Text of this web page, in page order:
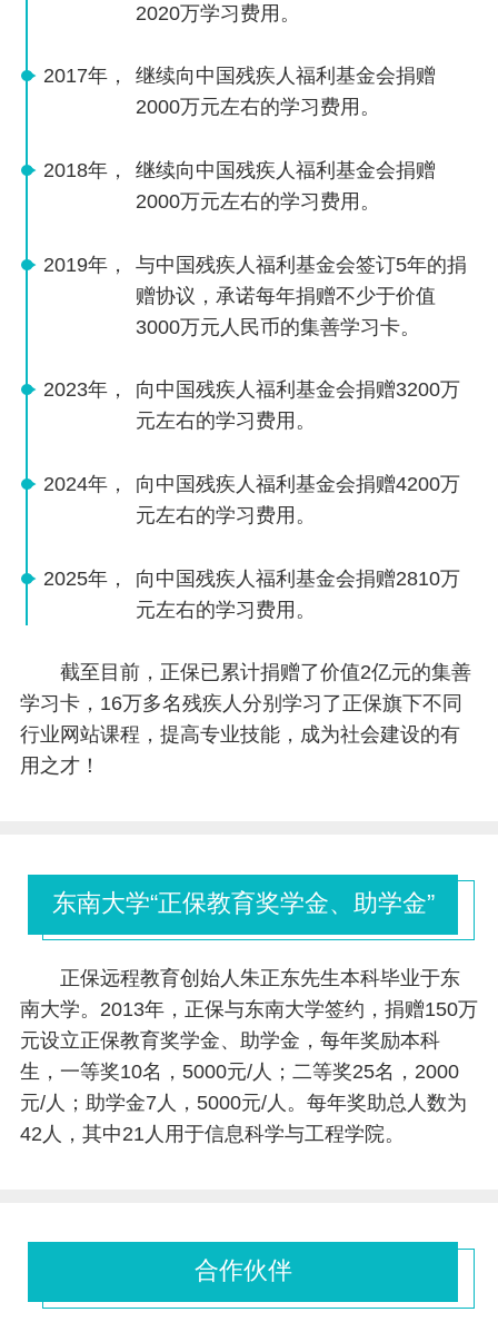
2020万学习费用。
2017年，
继续向中国残疾人福利基金会捐赠
2000万元左右的学习费用。
2018年，
继续向中国残疾人福利基金会捐赠
2000万元左右的学习费用。
2019年，
与中国残疾人福利基金会签订5年的捐
赠协议，承诺每年捐赠不少于价值
3000万元人民币的集善学习卡。
2023年，
向中国残疾人福利基金会捐赠3200万
元左右的学习费用。
2024年，
向中国残疾人福利基金会捐赠4200万
元左右的学习费用。
2025年，
向中国残疾人福利基金会捐赠2810万
元左右的学习费用。
截至目前，正保已累计捐赠了价值2亿元的集善
学习卡，16万多名残疾人分别学习了正保旗下不同
行业网站课程，提高专业技能，成为社会建设的有
用之才！
东南大学“正保教育奖学金、助学金”
正保远程教育创始人朱正东先生本科毕业于东
南大学。2013年，正保与东南大学签约，捐赠150万
元设立正保教育奖学金、助学金，每年奖励本科
生，一等奖10名，5000元/人；二等奖25名，2000
元/人；助学金7人，5000元/人。每年奖助总人数为
42人，其中21人用于信息科学与工程学院。
合作伙伴